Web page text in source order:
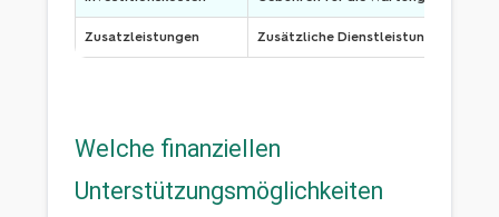
Zusatzleistungen Zusätzliche Dienstleistungen wie
Welche finanziellen
Unterstützungsmöglichkeiten